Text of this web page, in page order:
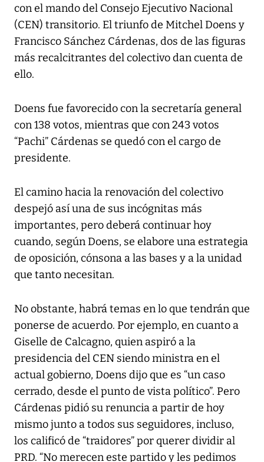
con el mando del Consejo Ejecutivo Nacional
(CEN) transitorio. El triunfo de Mitchel Doens y
Francisco Sánchez Cárdenas, dos de las figuras
más recalcitrantes del colectivo dan cuenta de
ello.
Doens fue favorecido con la secretaría general
con 138 votos, mientras que con 243 votos
“Pachi” Cárdenas se quedó con el cargo de
presidente.
El camino hacia la renovación del colectivo
despejó así una de sus incógnitas más
importantes, pero deberá continuar hoy
cuando, según Doens, se elabore una estrategia
de oposición, cónsona a las bases y a la unidad
que tanto necesitan.
No obstante, habrá temas en lo que tendrán que
ponerse de acuerdo. Por ejemplo, en cuanto a
Giselle de Calcagno, quien aspiró a la
presidencia del CEN siendo ministra en el
actual gobierno, Doens dijo que es “un caso
cerrado, desde el punto de vista político”. Pero
Cárdenas pidió su renuncia a partir de hoy
mismo junto a todos sus seguidores, incluso,
los calificó de “traidores” por querer dividir al
PRD. “No merecen este partido y les pedimos